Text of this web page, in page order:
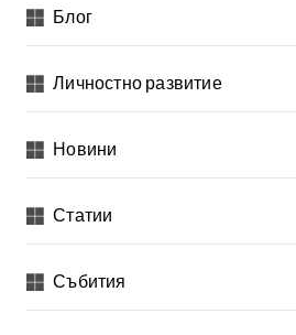
Блог
Личностно развитие
Новини
Статии
Събития